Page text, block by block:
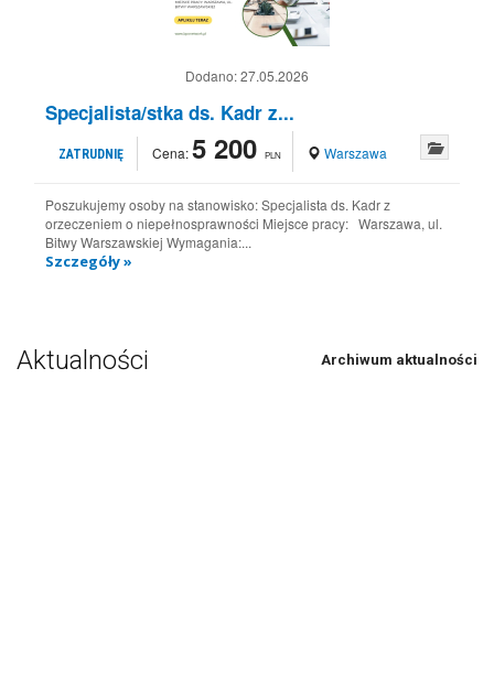
Dodano:27.05.2026
Specjalista/stka ds. Kadr z...
ZATRUDNIĘ Cena:5 200 PLN Warszawa
Poszukujemy osoby na stanowisko: Specjalista ds. Kadr z
orzeczeniem o niepełnosprawności Miejsce pracy: Warszawa, ul.
Bitwy Warszawskiej Wymagania:...
Szczegóły »
Aktualności Archiwum aktualności